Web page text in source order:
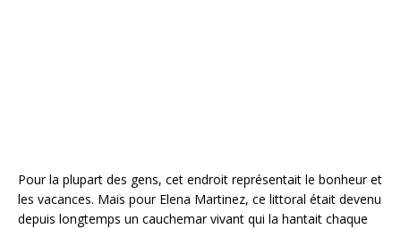
Pour la plupart des gens, cet endroit représentait le bonheur et
les vacances. Mais pour Elena Martinez, ce littoral était devenu
depuis longtemps un cauchemar vivant qui la hantait chaque